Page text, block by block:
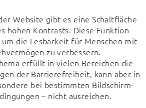
Website gibt es eine Schaltfläche
hohen Kontrasts. Diese Funktion
die Lesbarkeit für Menschen mit
zu verbessern.
erfüllt in vielen Bereichen die
der Barrierefreiheit, kann aber in
bei bestimmten Bildschirm-
– nicht ausreichen.